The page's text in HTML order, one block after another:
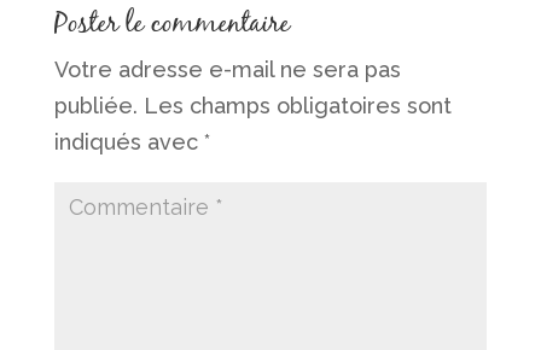
Poster le commentaire
Votre adresse e-mail ne sera pas
publiée. Les champs obligatoires sont
indiqués avec *